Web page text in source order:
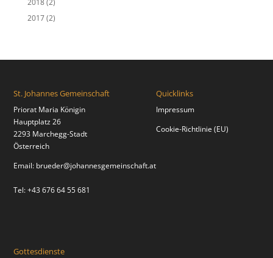
2018(2)
2017(2)
St. Johannes Gemeinschaft
Priorat Maria Königin
Hauptplatz 26
2293 Marchegg-Stadt
Österreich
Email: brueder@johannesgemeinschaft.at
Tel: +43 676 64 55 681
Quicklinks
Impressum
Cookie-Richtlinie (EU)
Gottesdienste